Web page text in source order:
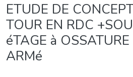
ETUDE DE
TOUR EN RDC
éTAGE à
ARMé